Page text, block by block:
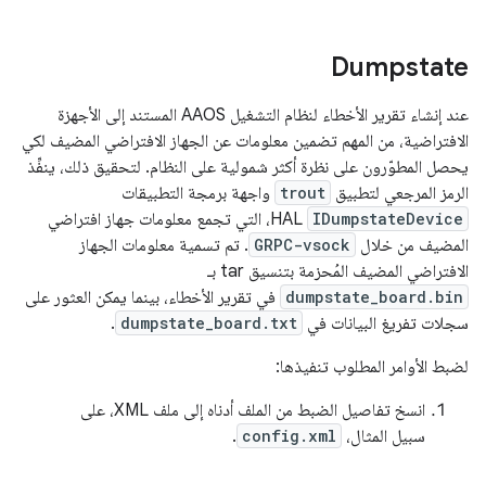
Dumpstate
عند إنشاء تقرير الأخطاء لنظام التشغيل AAOS المستند إلى الأجهزة
الافتراضية، من المهم تضمين معلومات عن الجهاز الافتراضي المضيف لكي
يحصل المطوّرون على نظرة أكثر شمولية على النظام. لتحقيق ذلك، ينفِّذ
الرمز المرجعي لتطبيق trout واجهة برمجة التطبيقات
IDumpstateDevice
HAL، التي تجمع معلومات جهاز افتراضي
المضيف من خلال GRPC-vsock . تم تسمية معلومات الجهاز
الافتراضي المضيف المُحزمة بتنسيق tar‏ بـ
dumpstate_board.bin في تقرير الأخطاء، بينما يمكن العثور على
سجلات تفريغ البيانات في dumpstate_board.txt
.
لضبط الأوامر المطلوب تنفيذها:
انسخ تفاصيل الضبط من الملف أدناه إلى ملف XML، على
سبيل المثال، config.xml
.